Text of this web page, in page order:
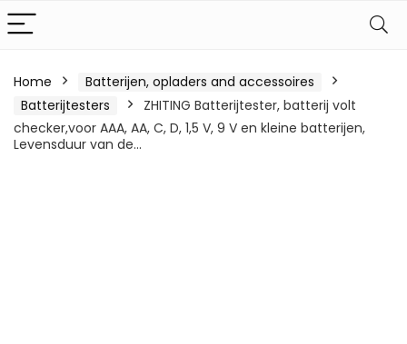
Home
Batterijen, opladers and accessoires
Batterijtesters
ZHITING Batterijtester, batterij volt
checker,voor AAA, AA, C, D, 1,5 V, 9 V en kleine batterijen,
Levensduur van de…